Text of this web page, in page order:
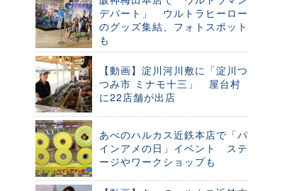
デパート」 ウルトラヒーロー
のグッズ集結、フォトスポット
も
【動画】淀川河川敷に「淀川つ
つみ市 ミナモ十三」 屋台村
に22店舗が出店
あべのハルカス近鉄本店で「パ
インアメの日」イベント ステ
ージやワークショップも